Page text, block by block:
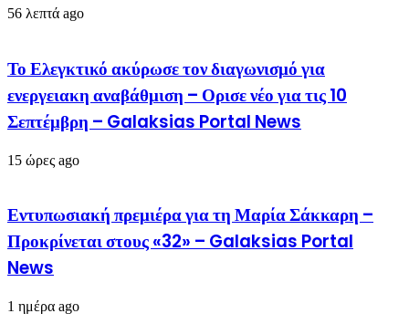
56 λεπτά ago
Το Ελεγκτικό ακύρωσε τον διαγωνισμό για
ενεργειακη αναβάθμιση – Ορισε νέο για τις 10
Σεπτέμβρη – Galaksias Portal News
15 ώρες ago
Εντυπωσιακή πρεμιέρα για τη Μαρία Σάκκαρη –
Προκρίνεται στους «32» – Galaksias Portal
News
1 ημέρα ago